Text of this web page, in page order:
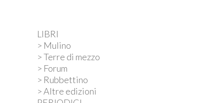
LIBRI
> Mulino
> Terre di mezzo
> Forum
> Rubbettino
> Altre edizioni